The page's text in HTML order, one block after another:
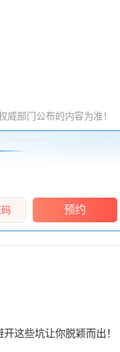
部门公布的内容为准！
预约
这些坑让你脱颖而出！